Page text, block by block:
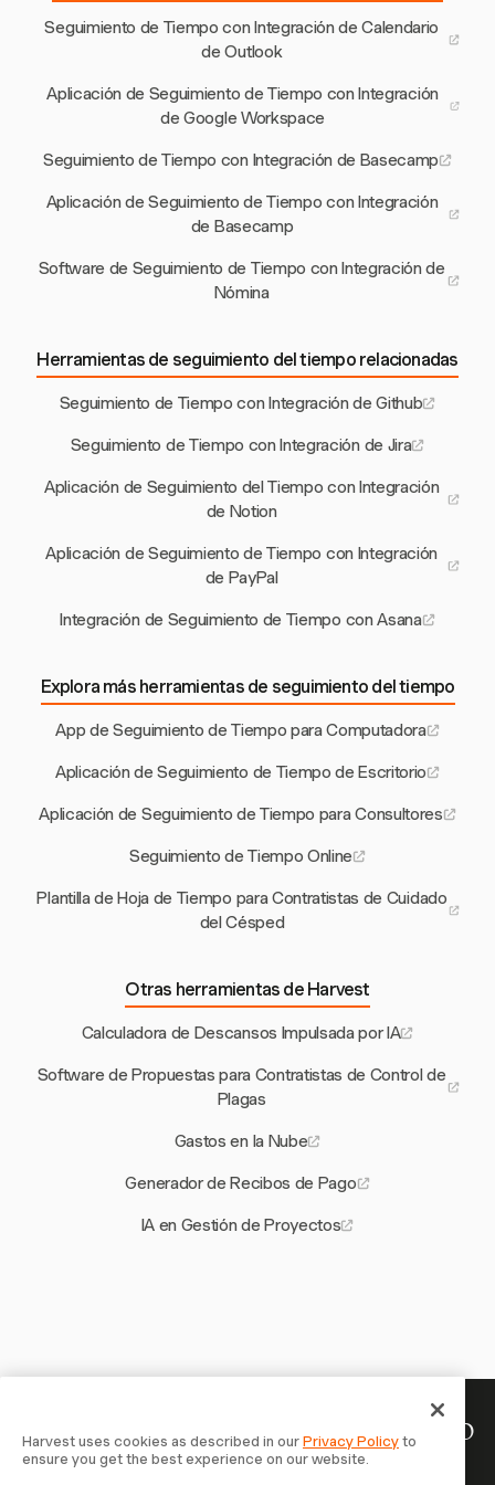
Seguimiento de Tiempo con Integración de Calendario
de Outlook
Aplicación de Seguimiento de Tiempo con Integración
de Google Workspace
Seguimiento de Tiempo con Integración de Basecamp
Aplicación de Seguimiento de Tiempo con Integración
de Basecamp
Software de Seguimiento de Tiempo con Integración de
Nómina
Herramientas de seguimiento del tiempo relacionadas
Seguimiento de Tiempo con Integración de Github
Seguimiento de Tiempo con Integración de Jira
Aplicación de Seguimiento del Tiempo con Integración
de Notion
Aplicación de Seguimiento de Tiempo con Integración
de PayPal
Integración de Seguimiento de Tiempo con Asana
Explora más herramientas de seguimiento del tiempo
App de Seguimiento de Tiempo para Computadora
Aplicación de Seguimiento de Tiempo de Escritorio
Aplicación de Seguimiento de Tiempo para Consultores
Seguimiento de Tiempo Online
Plantilla de Hoja de Tiempo para Contratistas de Cuidado
del Césped
Otras herramientas de Harvest
Calculadora de Descansos Impulsada por IA
Software de Propuestas para Contratistas de Control de
Plagas
Gastos en la Nube
Generador de Recibos de Pago
IA en Gestión de Proyectos
Tu tiempo merece ser registrado
— empieza ahora
Harvest uses cookies as described in ourPrivacy Policyto
ensure you get the best experience on our website.